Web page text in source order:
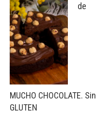
de
MUCHO CHOCOLATE. Sin
GLUTEN